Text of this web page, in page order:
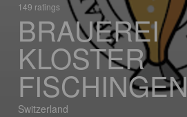
149 ratings
BRAUEREI
KLOSTER
FISCHINGEN
Switzerland